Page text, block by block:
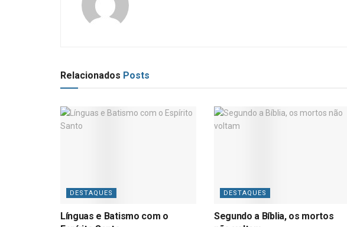
Relacionados Posts
DESTAQUES
Línguas e Batismo com o
DESTAQUES
Segundo a Bíblia, os mortos